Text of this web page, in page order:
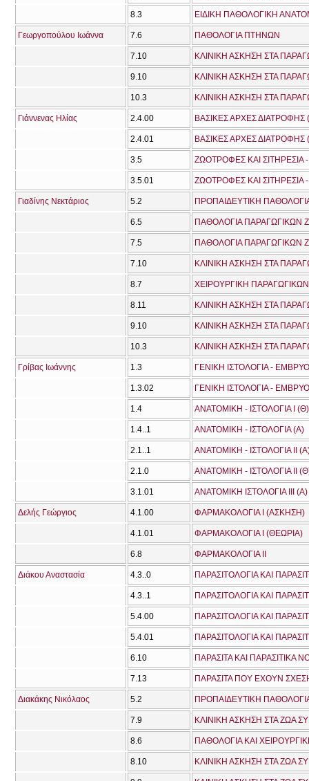
8.3 ΕΙΔΙΚΗ ΠΑΘΟΛΟΓΙΚΗ
Γεωργοπούλου Ιωάννα 7.6 ΠΑΘΟΛΟΓΙΑ ΠΤΗΝΩΝ
7.10 ΚΛΙΝΙΚΗ ΑΣΚΗΣΗ ΣΤΑ
9.10 ΚΛΙΝΙΚΗ ΑΣΚΗΣΗ ΣΤΑ
10.3 ΚΛΙΝΙΚΗ ΑΣΚΗΣΗ ΣΤΑ
Γιάννενας Ηλίας 2.4.00 ΒΑΣΙΚΕΣ ΑΡΧΕΣ ΔΙΑΤΡΟΦΗΣ
2.4.01 ΒΑΣΙΚΕΣ ΑΡΧΕΣ ΔΙΑΤΡΟΦΗΣ
3.5 ΖΩΟΤΡΟΦΕΣ ΚΑΙ ΣΙΤΗΡΕΣΙΑ
3.5.01 ΖΩΟΤΡΟΦΕΣ ΚΑΙ
Γιαδίνης Νεκτάριος 5.2 ΠΡΟΠΑΙΔΕΥΤΙΚΗ
6.5 ΠΑΘΟΛΟΓΙΑ ΠΑΡΑΓΩΓΙΚΩΝ
7.5 ΠΑΘΟΛΟΓΙΑ ΠΑΡΑΓΩΓΙΚΩΝ
7.10 ΚΛΙΝΙΚΗ ΑΣΚΗΣΗ ΣΤΑ
8.7 ΧΕΙΡΟΥΡΓΙΚΗ
8.11 ΚΛΙΝΙΚΗ ΑΣΚΗΣΗ ΣΤΑ
9.10 ΚΛΙΝΙΚΗ ΑΣΚΗΣΗ ΣΤΑ
10.3 ΚΛΙΝΙΚΗ ΑΣΚΗΣΗ ΣΤΑ
Γρίβας Ιωάννης 1.3 ΓΕΝΙΚΗ ΙΣΤΟΛΟΓΙΑ -
1.3.02 ΓΕΝΙΚΗ ΙΣΤΟΛΟΓΙΑ -
1.4 ΑΝΑΤΟΜΙΚΗ - ΙΣΤΟΛΟΓΙΑ Ι (Θ)
1.4..1 ΑΝΑΤΟΜΙΚΗ - ΙΣΤΟΛΟΓΙΑ (Α)
2.1..1 ΑΝΑΤΟΜΙΚΗ - ΙΣΤΟΛΟΓΙΑ ΙΙ
2.1.0 ΑΝΑΤΟΜΙΚΗ - ΙΣΤΟΛΟΓΙΑ ΙΙ
3.1.01 ΑΝΑΤΟΜΙΚΗ ΙΣΤΟΛΟΓΙΑ ΙΙΙ (A)
Δελής Γεώργιος 4.1.00 ΦΑΡΜΑΚΟΛΟΓΙΑ Ι (ΑΣΚΗΣΗ)
4.1.01 ΦΑΡΜΑΚΟΛΟΓΙΑ Ι (ΘΕΩΡΙΑ)
6.8 ΦΑΡΜΑΚΟΛΟΓΙΑ ΙΙ
Διάκου Αναστασία 4.3..0 ΠΑΡΑΣΙΤΟΛΟΓΙΑ ΚΑΙ
4.3..1 ΠΑΡΑΣΙΤΟΛΟΓΙΑ ΚΑΙ
5.4.00 ΠΑΡΑΣΙΤΟΛΟΓΙΑ ΚΑΙ
5.4.01 ΠΑΡΑΣΙΤΟΛΟΓΙΑ ΚΑΙ
6.10 ΠΑΡΑΣΙΤΑ ΚΑΙ ΠΑΡΑΣΙΤΙΚΑ
7.13 ΠΑΡΑΣΙΤΑ ΠΟΥ ΕΧΟΥΝ
Διακάκης Νικόλαος 5.2 ΠΡΟΠΑΙΔΕΥΤΙΚΗ
7.9 ΚΛΙΝΙΚΗ ΑΣΚΗΣΗ ΣΤΑ ΖΩΑ
8.6 ΠΑΘΟΛΟΓΙΑ ΚΑΙ
8.10 ΚΛΙΝΙΚΗ ΑΣΚΗΣΗ ΣΤΑ ΖΩΑ